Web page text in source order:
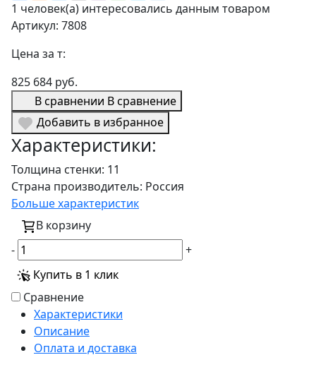
1 человек(а) интересовались данным товаром
Артикул: 7808
Цена за т:
825 684 руб.
В сравнении В сравнение
Добавить в избранное
Характеристики:
Толщина стенки: 11
Страна производитель: Россия
Больше характеристик
В корзину
-
+
Купить в 1 клик
Сравнение
Характеристики
Описание
Оплата и доставка